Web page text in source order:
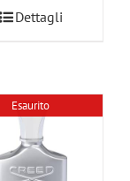
Dettagli
Esaurito